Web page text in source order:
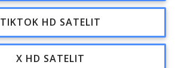
TIKTOK HD SATELIT
X HD SATELIT